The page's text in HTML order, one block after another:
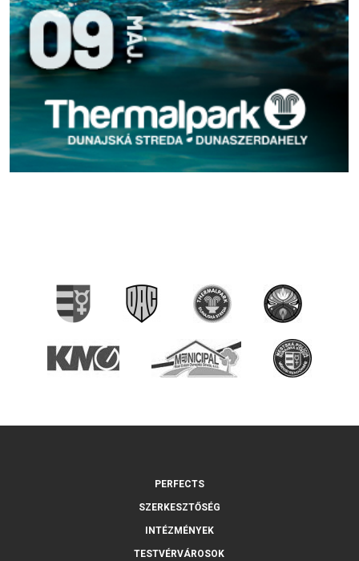
PERFECTS
SZERKESZTŐSÉG
INTÉZMÉNYEK
TESTVÉRVÁROSOK